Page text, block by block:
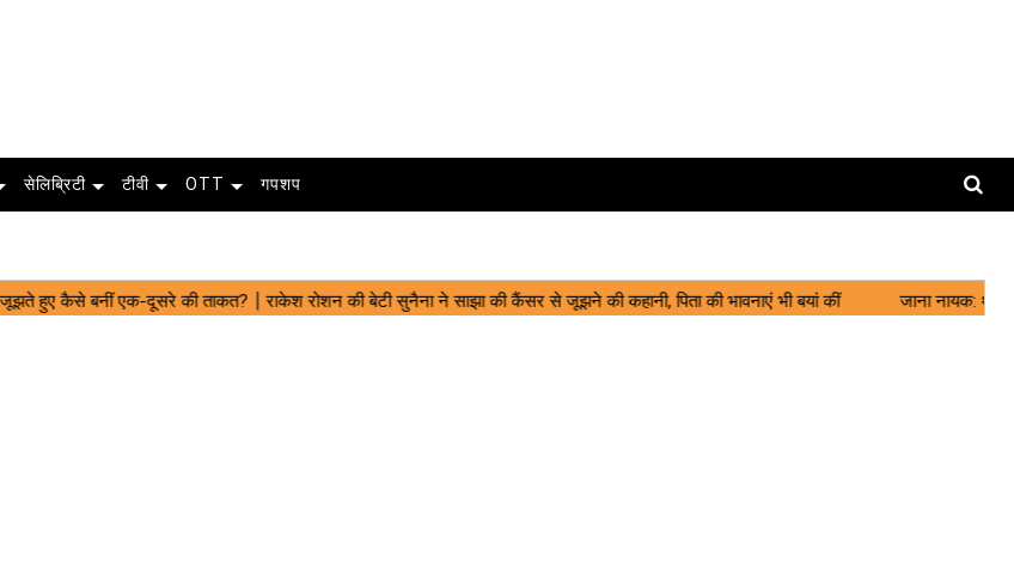
सेलिब्रिटी टीवी OTT गपशप